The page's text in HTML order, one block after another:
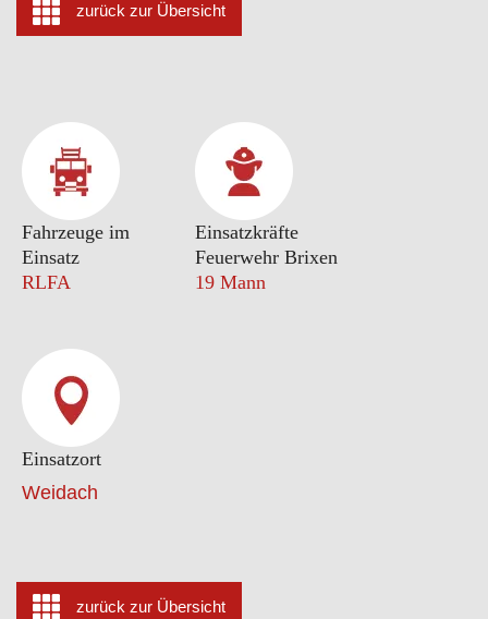
zurück zur Übersicht
Fahrzeuge im
Einsatz
RLFA
Einsatzkräfte
Feuerwehr Brixen
19 Mann
Einsatzort
Weidach
zurück zur Übersicht